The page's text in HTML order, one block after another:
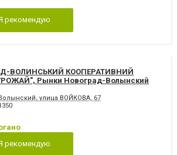
рекомендую
ВОЛИНСЬКИЙ КООПЕРАТИВНИЙ
Рынки Новоград-Волынский
улица ВОЙКОВА, 67
рекомендую